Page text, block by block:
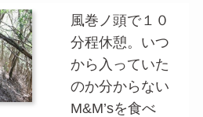
風巻ノ頭で１０
分程休憩。いつ
から入っていた
のか分からない
M&M’sを食べ